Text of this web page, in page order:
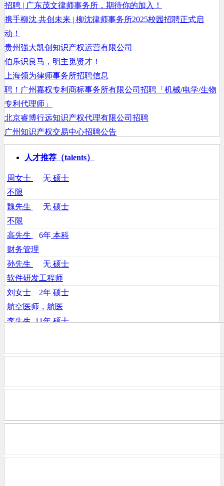
招聘 | 广东茂文律师事务所，期待你的加入！
携手柳沈 共创未来 | 柳沈律师事务所2025校园招聘正式启
动！
贵州强大凯创知识产权运营有限公司
伯乐识良马，明主觅贤才！
上海领为律师事务所招聘信息
聘！广州嘉权专利商标事务所有限公司招聘「机械/电学/生物
专利代理师」
北京睿博行远知识产权代理有限公司招聘
广州知识产权交易中心招聘公告
宁波甬致专利代理有限公司社招简章
武汉长锐服装有限公司
石狮市波威兰服饰有限公司
石狮市波威兰服饰有限公司
鹤山天鹰制衣有限公司
嘉兴市南湖区建设街道衣家惠服装店
辽阳丛迪服装有限公司招聘信息
大连信和服装有限公司
人才推荐（talents）
周女士 无 硕士
不限
魏先生
无 硕士
不限
高先生
6年 本科
财务管理
孙先生
无 硕士
软件研发工程师
刘女士
2年 硕士
航空医师，航医
李先生 11年 硕士
民航安保老师
不限